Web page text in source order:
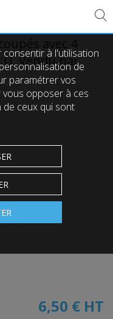
Vendu par
6,50 € HT
à l'utilisation
de
paramétrer vos
opposer à ces
de ceux qui sont